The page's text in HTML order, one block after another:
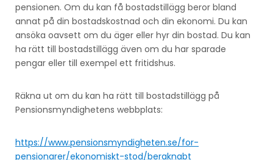
pensionen. Om du kan få bostadstillägg beror bland
annat på din bostadskostnad och din ekonomi. Du kan
ansöka oavsett om du äger eller hyr din bostad. Du kan
ha rätt till bostadstillägg även om du har sparade
pengar eller till exempel ett fritidshus.
Räkna ut om du kan ha rätt till bostadstillägg på
Pensionsmyndighetens webbplats:
https://www.pensionsmyndigheten.se/for-
pensionarer/ekonomiskt-stod/beraknabt